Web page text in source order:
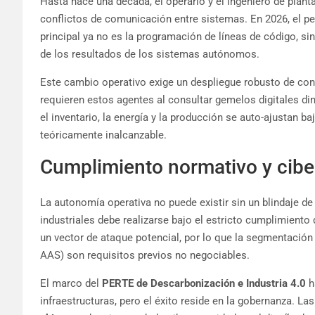
conflictos de comunicación entre sistemas. En 2026, el
principal ya no es la programación de líneas de código,
de los resultados de los sistemas autónomos.
Este cambio operativo exige un despliegue robusto de
requieren estos agentes al consultar gemelos digitales
el inventario, la energía y la producción se auto-ajustan
teóricamente inalcanzable.
Cumplimiento normativo y
La autonomía operativa no puede existir sin un blindaje
industriales debe realizarse bajo el estricto
un vector de ataque potencial, por lo que la
AAS) son requisitos previos no negociables.
El marco del PERTE de Descarbonización e Industria 4.0
infraestructuras, pero el éxito reside en la gobernanza.